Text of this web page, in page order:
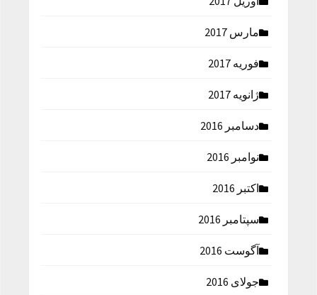
مارس 2017
فوریه 2017
ژانویه 2017
دسامبر 2016
نوامبر 2016
اکتبر 2016
سپتامبر 2016
آگوست 2016
جولای 2016